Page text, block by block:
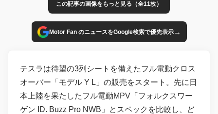
この記事の画像をもっと見る（全11枚）
Motor Fan のニュースをGoogle検索で優先表示→
テスラは待望の3列シートを備えたフル電動クロス
オーバー「モデル Y L」の販売をスタート。先に日
本上陸を果たしたフル電動MPV「フォルクスワー
ゲン ID. Buzz Pro NWB」とスペックを比較し、ど